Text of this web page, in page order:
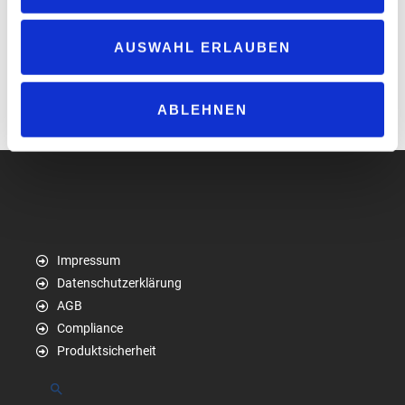
AUSWAHL ERLAUBEN
ABLEHNEN
versorgt, verfügt über ein Lager für Schmierstoffe sowie einen
unterirdischen Tank für Diesel und Heizöl, das mit dem eigenen
Impressum
Datenschutzerklärung
AGB
Compliance
Produktsicherheit
Suchen